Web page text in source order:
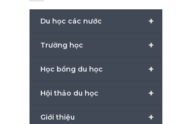
+
Du học các nước
+
Trường học
+
Học bổng du học
+
Hội thảo du học
+
Giới thiệu